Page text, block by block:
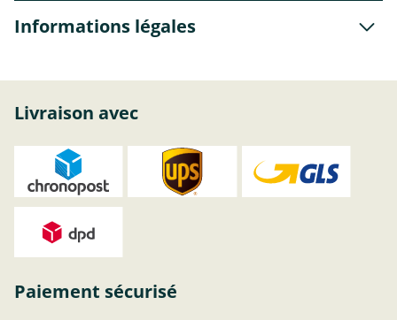
Informations légales
Livraison avec
Paiement sécurisé